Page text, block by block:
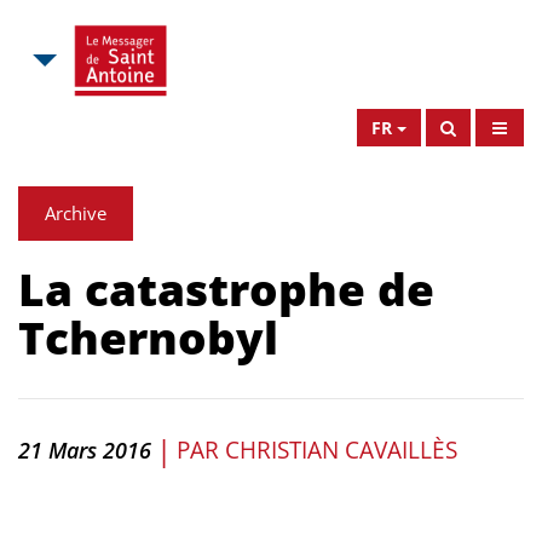
FR
Archive
La catastrophe de
Tchernobyl
21 Mars 2016 | PAR CHRISTIAN CAVAILLÈS